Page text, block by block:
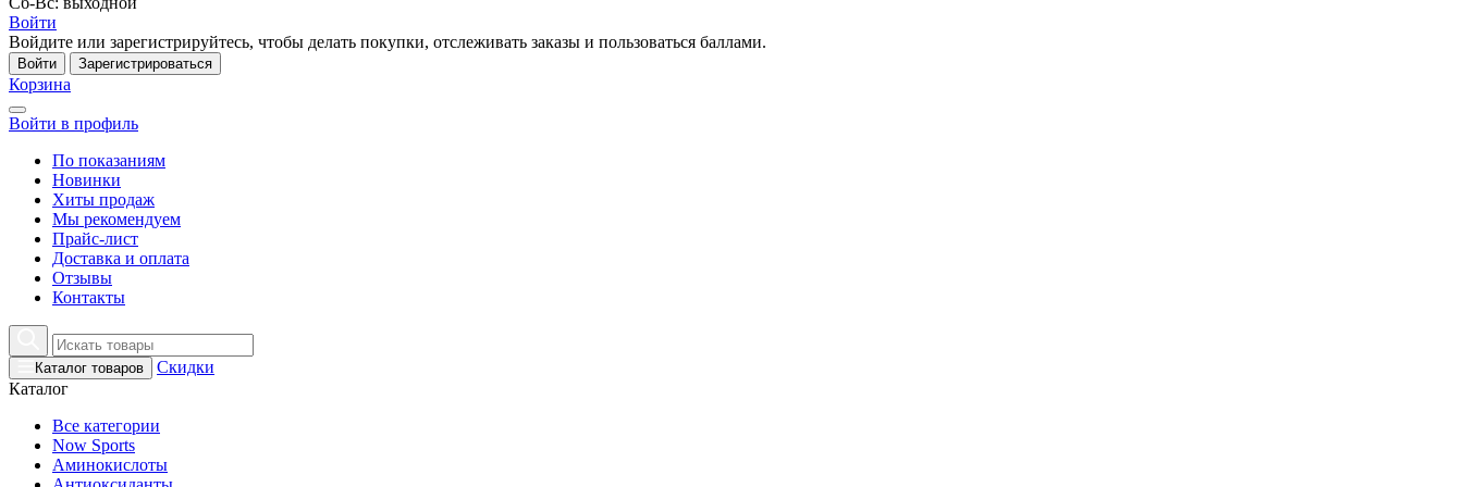
Войти
Войдите или зарегистрируйтесь, чтобы делать покупки, отслеживать заказы и пользоваться баллами.
Войти Зарегистрироваться
Корзина
Войти в профиль
По показаниям
Новинки
Хиты продаж
Мы рекомендуем
Прайс-лист
Доставка и оплата
Отзывы
Контакты
Каталог товаров
Скидки
Каталог
Все категории
Now Sports
Аминокислоты